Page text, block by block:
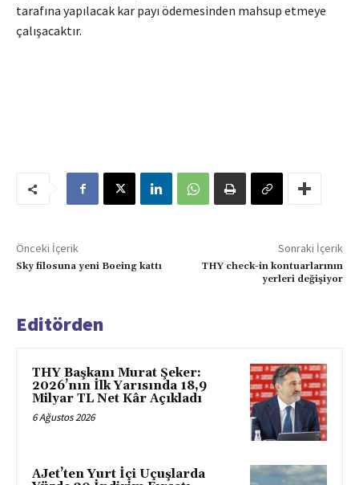
tarafına yapılacak kar payı ödemesinden mahsup etmeye
çalışacaktır.
Önceki İçerik
Sky filosuna yeni Boeing kattı
Sonraki İçerik
THY check-in kontuarlarının
yerleri değişiyor
Editörden
THY Başkanı Murat Şeker:
2026’nın İlk Yarısında 18,9
Milyar TL Net Kâr Açıkladı
6 Ağustos 2026
AJet’ten Yurt İçi Uçuşlarda